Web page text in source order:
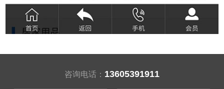
咨询电话： 13605391911